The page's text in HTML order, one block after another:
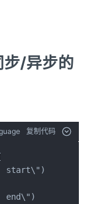
/异步的
复制代码
start\")
end\")